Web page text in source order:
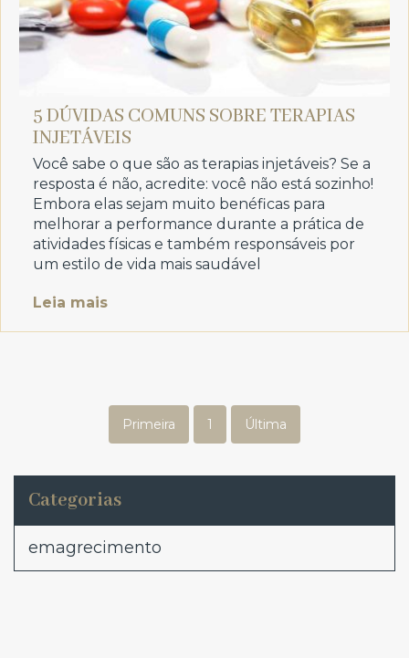
5 DÚVIDAS COMUNS SOBRE TERAPIAS
INJETÁVEIS
Você sabe o que são as terapias injetáveis? Se a
resposta é não, acredite: você não está sozinho!
Embora elas sejam muito benéficas para
melhorar a performance durante a prática de
atividades físicas e também responsáveis por
um estilo de vida mais saudável
Leia mais
Primeira 1 Última
Categorias
emagrecimento